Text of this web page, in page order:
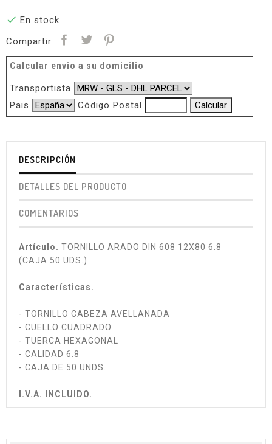
 En stock
Compartir
Calcular envio a su domicilio
Transportista
Pais
Código Postal
DESCRIPCIÓN
DETALLES DEL PRODUCTO
COMENTARIOS
Artículo. TORNILLO ARADO DIN 608 12X80 6.8
(CAJA 50 UDS.)
Características.
- TORNILLO CABEZA AVELLANADA
- CUELLO CUADRADO
- TUERCA HEXAGONAL
- CALIDAD 6.8
- CAJA DE 50 UNDS.
I.V.A. INCLUIDO.